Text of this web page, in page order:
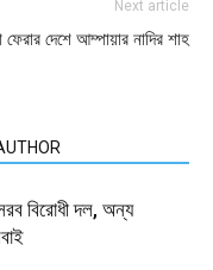
Next article
ফেরার দেশে আম্পায়ার নাদির শাহ
বিরোধী দল, অন্য